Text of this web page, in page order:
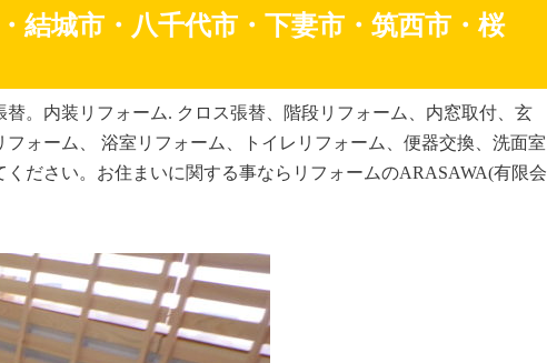
結城市・八千代市・下妻市・筑西市・桜
。内装リフォーム. クロス張替、階段リフォーム、内窓取付、玄
ォーム、 浴室リフォーム、トイレリフォーム、便器交換、洗面室
ださい。お住まいに関する事ならリフォームのARASAWA(有限会